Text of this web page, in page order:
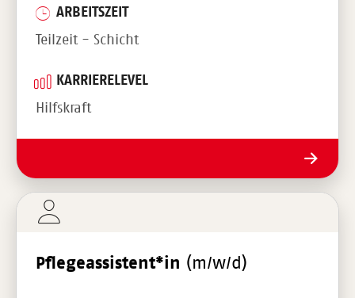
ARBEITSZEIT
Teilzeit - Schicht
KARRIERELEVEL
Hilfskraft
Pflegeassistent*in (m/w/d)